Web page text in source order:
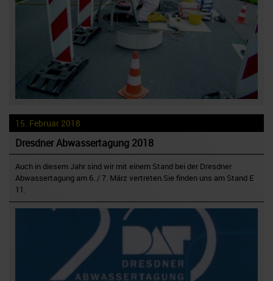
15. Februar 2018
Dresdner Abwassertagung 2018
Auch in diesem Jahr sind wir mit einem Stand bei der Dresdner
Abwassertagung am 6. / 7. März vertreten.Sie finden uns am Stand E
11.